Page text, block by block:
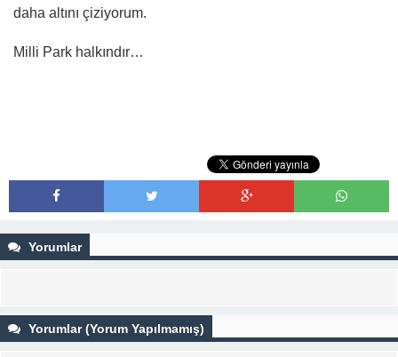
daha altını çiziyorum.
Milli Park halkındır…
Yorumlar
Yorumlar (Yorum Yapılmamış)